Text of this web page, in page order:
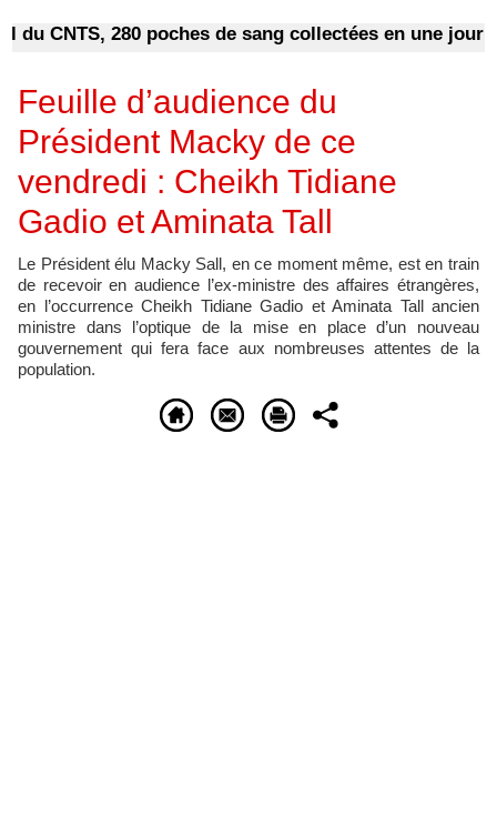
CNTS, 280 poches de sang collectées en une journée
Feuille d’audience du
Président Macky de ce
vendredi : Cheikh Tidiane
Gadio et Aminata Tall
Le Président élu Macky Sall, en ce moment même, est en train
de recevoir en audience l’ex-ministre des affaires étrangères,
en l’occurrence Cheikh Tidiane Gadio et Aminata Tall ancien
ministre dans l’optique de la mise en place d’un nouveau
gouvernement qui fera face aux nombreuses attentes de la
population.